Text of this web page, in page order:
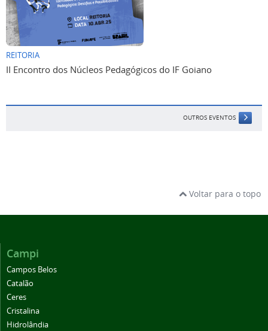
REITORIA
II Encontro dos Núcleos Pedagógicos do IF Goiano
OUTROS EVENTOS
Voltar para o topo
Campi
Campos Belos
Catalão
Ceres
Cristalina
Hidrolândia